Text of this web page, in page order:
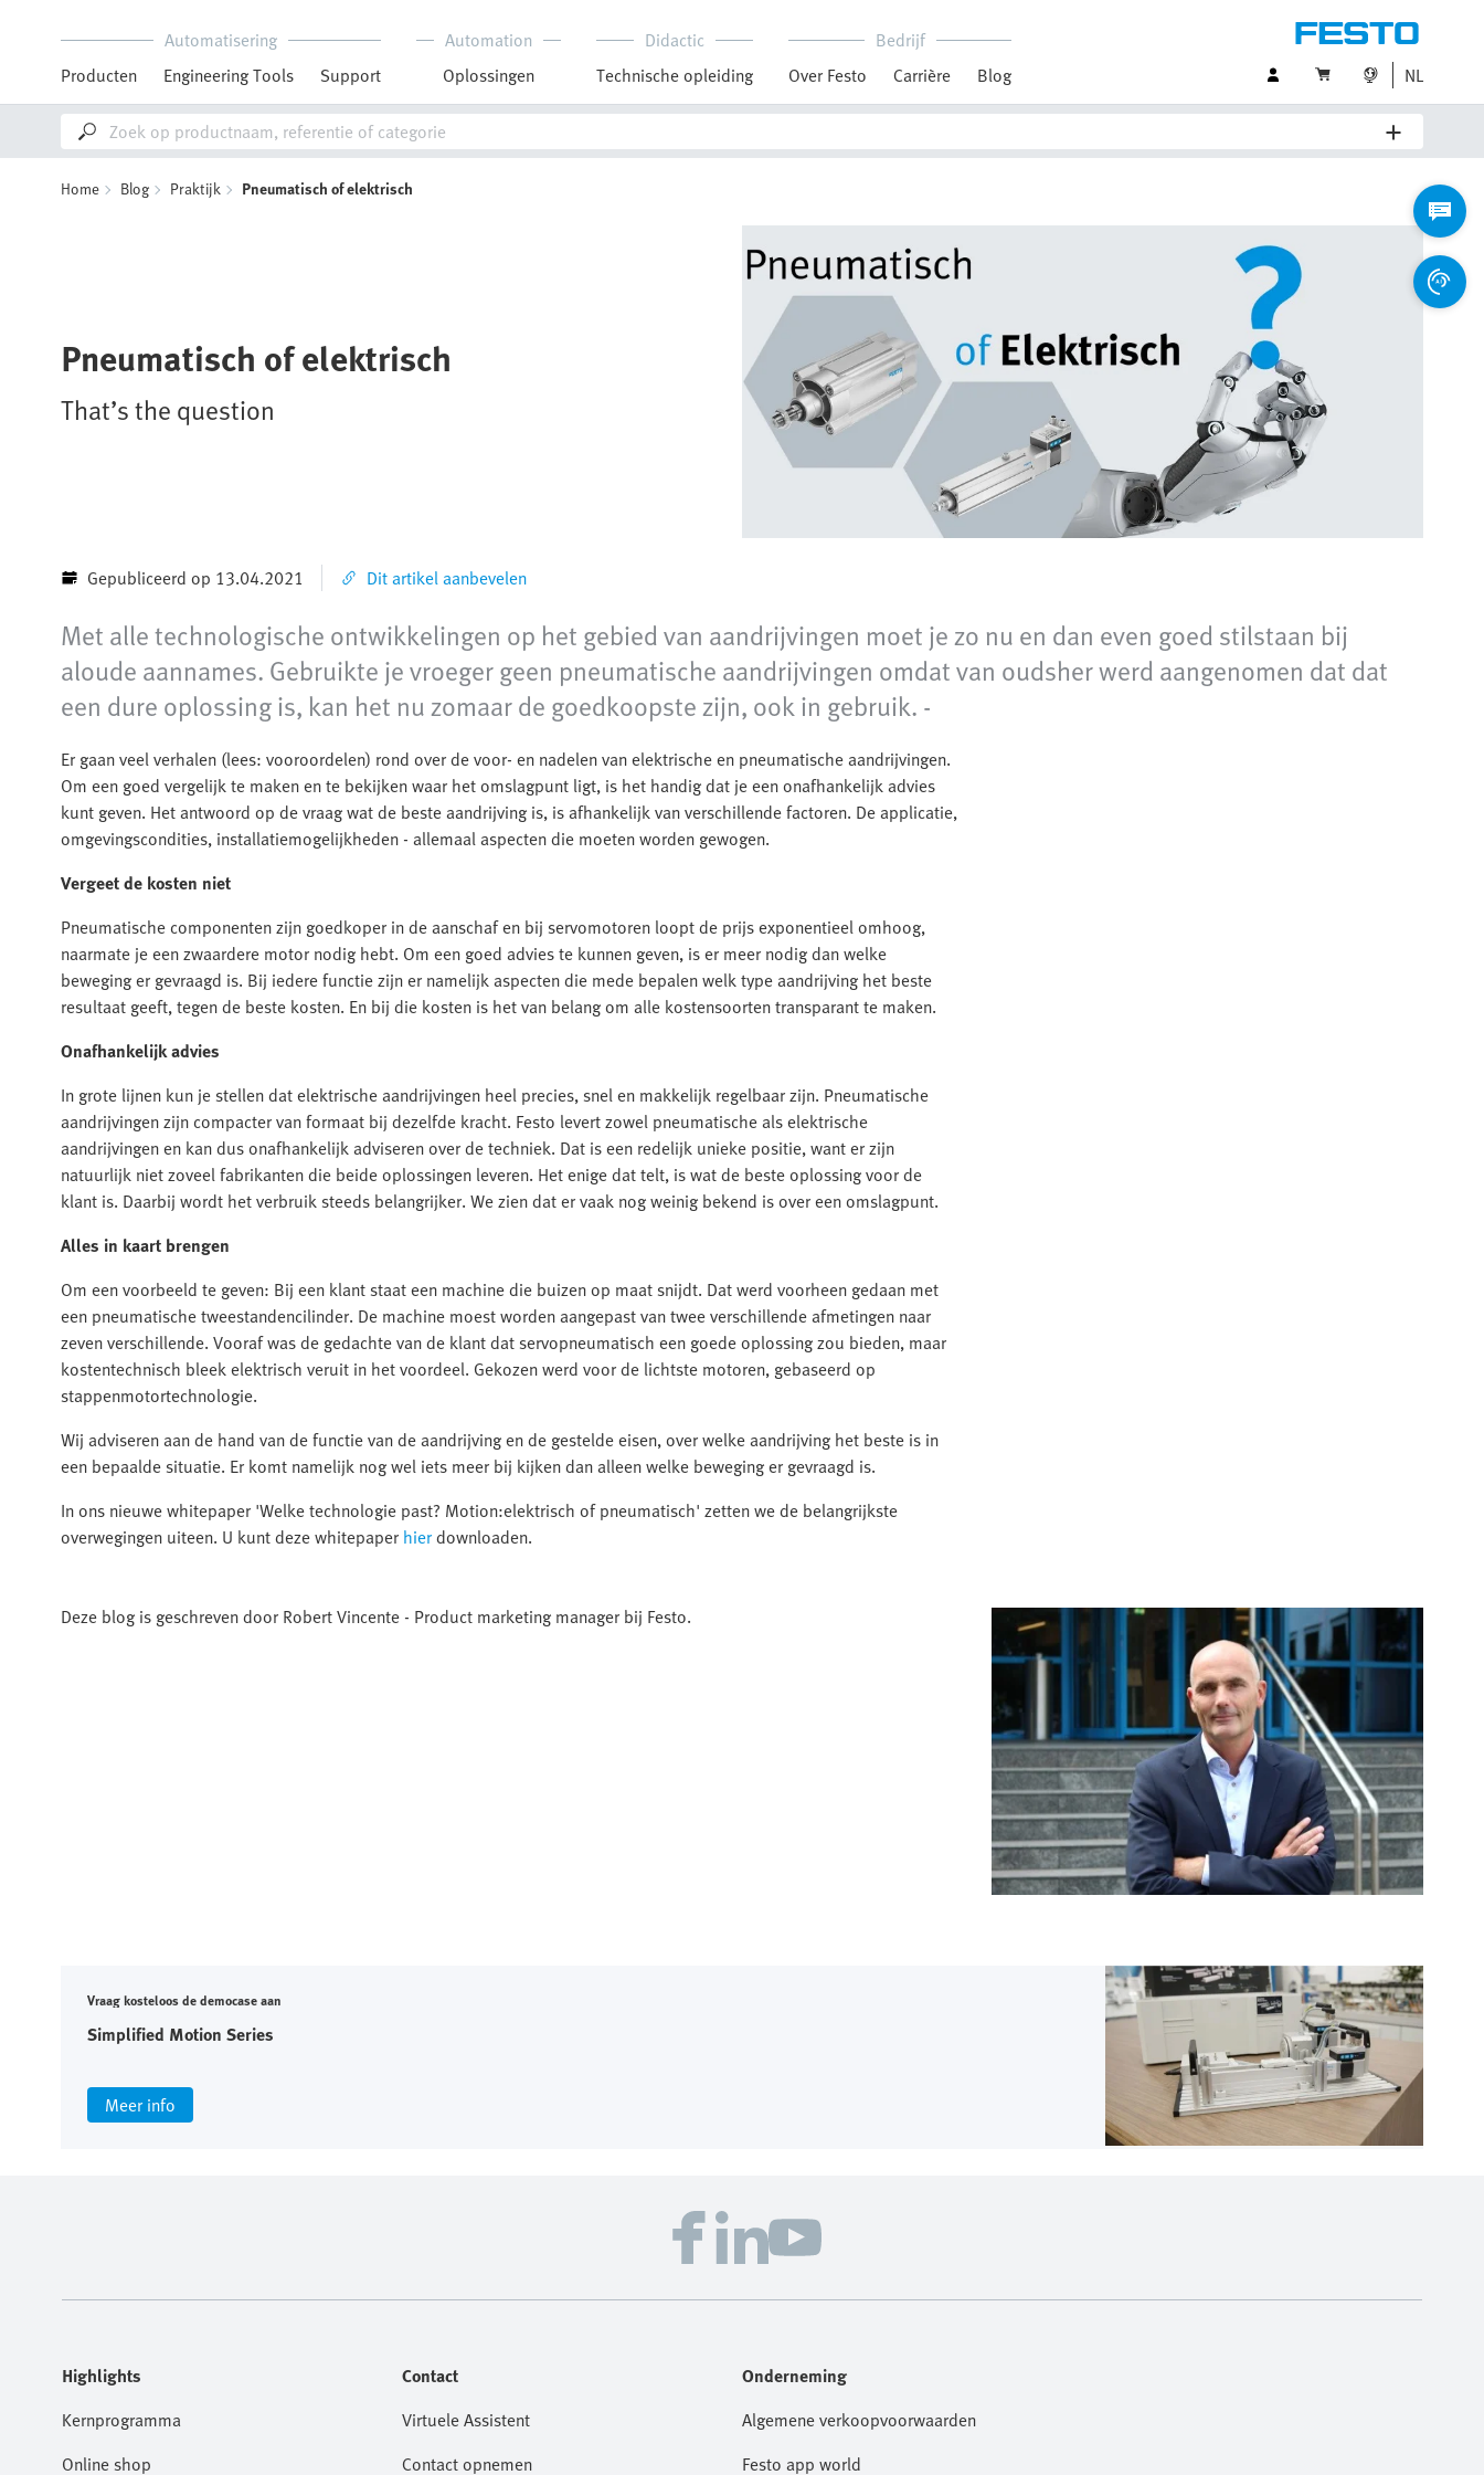
Automatisering
Producten
Engineering Tools Support
Automation
Oplossingen
Didactic
Technische opleiding
Bedrijf
Over Festo
Carrière Blog NL
Home Blog Praktijk Pneumatisch of elektrisch
Pneumatisch of elektrisch
That’s the question
Gepubliceerd op 13.04.2021 Dit artikel aanbevelen
Met alle technologische ontwikkelingen op het gebied van aandrijvingen moet je zo nu en dan even goed stilstaan bij
aloude aannames. Gebruikte je vroeger geen pneumatische aandrijvingen omdat van oudsher werd aangenomen dat dat
een dure oplossing is, kan het nu zomaar de goedkoopste zijn, ook in gebruik. -
Er gaan veel verhalen (lees: vooroordelen) rond over de voor- en nadelen van elektrische en pneumatische aandrijvingen.
Om een goed vergelijk te maken en te bekijken waar het omslagpunt ligt, is het handig dat je een onafhankelijk advies
kunt geven. Het antwoord op de vraag wat de beste aandrijving is, is afhankelijk van verschillende factoren. De applicatie,
omgevingscondities, installatiemogelijkheden - allemaal aspecten die moeten worden gewogen.
Vergeet de kosten niet
Pneumatische componenten zijn goedkoper in de aanschaf en bij servomotoren loopt de prijs exponentieel omhoog,
naarmate je een zwaardere motor nodig hebt. Om een goed advies te kunnen geven, is er meer nodig dan welke
beweging er gevraagd is. Bij iedere functie zijn er namelijk aspecten die mede bepalen welk type aandrijving het beste
resultaat geeft, tegen de beste kosten. En bij die kosten is het van belang om alle kostensoorten transparant te maken.
Onafhankelijk advies
In grote lijnen kun je stellen dat elektrische aandrijvingen heel precies, snel en makkelijk regelbaar zijn. Pneumatische
aandrijvingen zijn compacter van formaat bij dezelfde kracht. Festo levert zowel pneumatische als elektrische
aandrijvingen en kan dus onafhankelijk adviseren over de techniek. Dat is een redelijk unieke positie, want er zijn
natuurlijk niet zoveel fabrikanten die beide oplossingen leveren. Het enige dat telt, is wat de beste oplossing voor de
klant is. Daarbij wordt het verbruik steeds belangrijker. We zien dat er vaak nog weinig bekend is over een omslagpunt.
Alles in kaart brengen
Om een voorbeeld te geven: Bij een klant staat een machine die buizen op maat snijdt. Dat werd voorheen gedaan met
een pneumatische tweestandencilinder. De machine moest worden aangepast van twee verschillende afmetingen naar
zeven verschillende. Vooraf was de gedachte van de klant dat servopneumatisch een goede oplossing zou bieden, maar
kostentechnisch bleek elektrisch veruit in het voordeel. Gekozen werd voor de lichtste motoren, gebaseerd op
stappenmotortechnologie.
Wij adviseren aan de hand van de functie van de aandrijving en de gestelde eisen, over welke aandrijving het beste is in
een bepaalde situatie. Er komt namelijk nog wel iets meer bij kijken dan alleen welke beweging er gevraagd is.
In ons nieuwe whitepaper 'Welke technologie past? Motion:elektrisch of pneumatisch' zetten we de belangrijkste
overwegingen uiteen. U kunt deze whitepaper hierdownloaden.
Deze blog is geschreven door Robert Vincente - Product marketing manager bij Festo.
Vraag kosteloos de democase aan
Simplified Motion Series
Meer info
Highlights
Kernprogramma
Online shop
Contact
Virtuele Assistent
Contact opnemen
Onderneming
Algemene verkoopvoorwaarden
Festo app world